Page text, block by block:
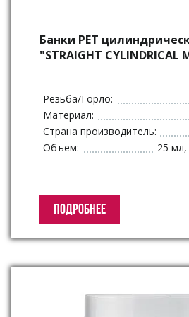
Банки РЕТ
"STRAIGHT CYLINDRICAL
Резьба/Горло:
Материал:
Страна производитель:
Объем:
25
ПОДРОБНЕЕ